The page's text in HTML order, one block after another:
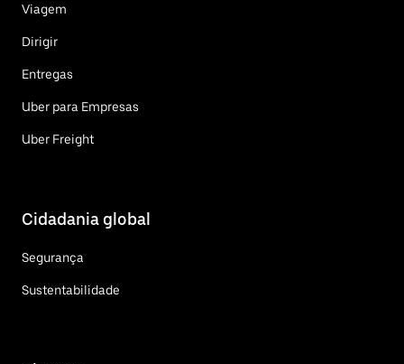
Viagem
Dirigir
Entregas
Uber para Empresas
Uber Freight
Cidadania global
Segurança
Sustentabilidade